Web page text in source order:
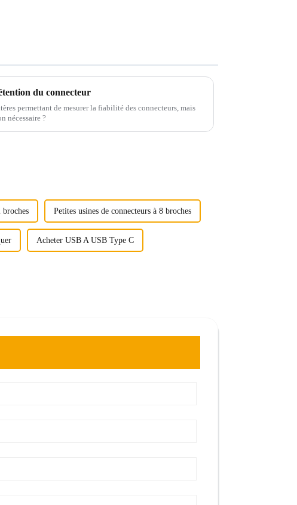
du connecteur
permettant de mesurer la fiabilité des connecteurs, mais
nécessaire ?
broches Petites usines de connecteurs à 8 broches
Acheter USB A USB Type C